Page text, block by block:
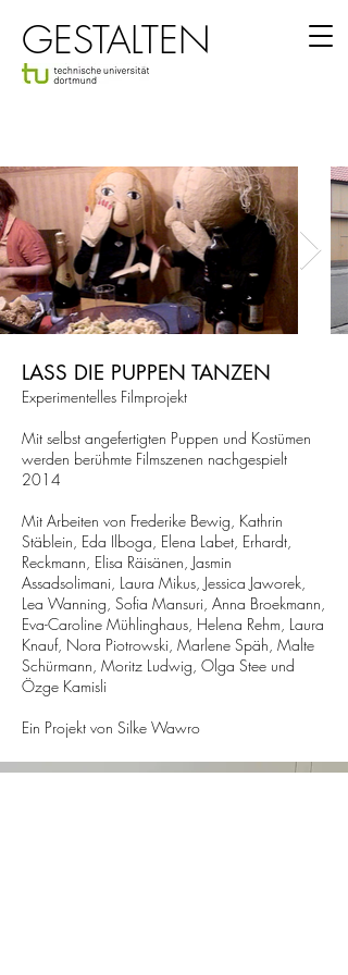
GESTALTEN
LASS DIE PUPPEN TANZEN
Experimentelles Filmprojekt
Mit selbst angefertigten Puppen und Kostümen
werden berühmte Filmszenen nachgespielt
2014
Mit Arbeiten von Frederike Bewig, Kathrin
Stäblein, Eda Ilboga, Elena Labet, Erhardt,
Reckmann, Elisa Räisänen, Jasmin
Assadsolimani, Laura Mikus, Jessica Jaworek,
Lea Wanning, Sofia Mansuri, Anna Broekmann,
Eva-Caroline Mühlinghaus, Helena Rehm, Laura
Knauf, Nora Piotrowski, Marlene Späh, Malte
Schürmann, Moritz Ludwig, Olga Stee und
Özge Kamisli
Ein Projekt von Silke Wawro